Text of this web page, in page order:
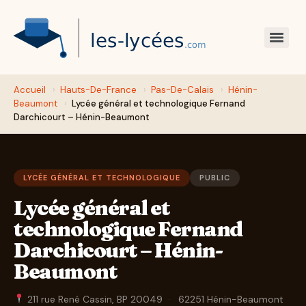
Accueil › Hauts-De-France › Pas-De-Calais › Hénin-
Beaumont
› Lycée général et technologique Fernand
Darchicourt – Hénin-Beaumont
LYCÉE GÉNÉRAL ET TECHNOLOGIQUE PUBLIC
Lycée général et
technologique Fernand
Darchicourt – Hénin-
Beaumont
211 rue René Cassin, BP 20049 ·
62251 Hénin-Beaumont